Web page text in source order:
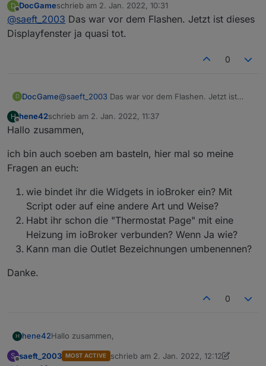
Bei deiner Frage kann ich nicht helfen, aber das
nspanel kann doch mit der ewelink app gar nicht
mehr funktionieren, oder habe ich das falsch
D
Offline
DocGameschrieb am 2. Jan. 2022, 10:31
zuletzt editiert von
@saeft_2003 Das war vor dem Flashen. Jetzt ist dieses
Displayfenster ja quasi tot.
0
D DocGame@saeft_2003 Das war vor dem Flashen. Jetzt ist
H
Offline
hene42schrieb am 2. Jan. 2022, 11:37
zuletzt editiert von
Hallo zusammen,
ich bin auch soeben am basteln, hier mal so meine
Fragen an euch:
wie bindet ihr die Widgets in ioBroker ein? Mit
Script oder auf eine andere Art und Weise?
Habt ihr schon die "Thermostat Page" mit eine
Heizung im ioBroker verbunden? Wenn Ja wie?
Kann man die Outlet Bezeichnungen umbenennen?
Danke.
0
H hene42Hallo zusammen,
ich bin auch soeben am basteln, hier mal so meine
S saeft_2003 MOST ACTIVE schrieb am 2. Jan. 2022, 12:12
zuletzt editiert von saeft_20031. Feb.